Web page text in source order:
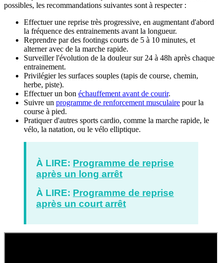
possibles, les recommandations suivantes sont à respecter :
Effectuer une reprise très progressive, en augmentant d'abord
la fréquence des entrainements avant la longueur.
Reprendre par des footings courts de 5 à 10 minutes, et
alterner avec de la marche rapide.
Surveiller l'évolution de la douleur sur 24 à 48h après chaque
entrainement.
Privilégier les surfaces souples (tapis de course, chemin,
herbe, piste).
Effectuer un bon échauffement avant de courir.
Suivre un programme de renforcement musculaire pour la
course à pied.
Pratiquer d'autres sports cardio, comme la marche rapide, le
vélo, la natation, ou le vélo elliptique.
À LIRE: Programme de reprise
après un long arrêt
À LIRE: Programme de reprise
après un court arrêt